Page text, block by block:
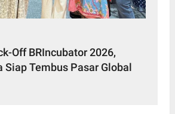
Off BRIncubator 2026,
Siap Tembus Pasar Global